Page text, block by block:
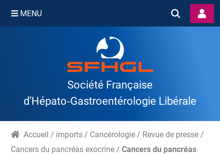
Skip
MENU
Société Française
d’Hépato‑Gastroentérologie Libérale
Accueil / imports / Cancérologie / Revue de presse /
Cancers du pancréas exocrine /Cancers du pancréas